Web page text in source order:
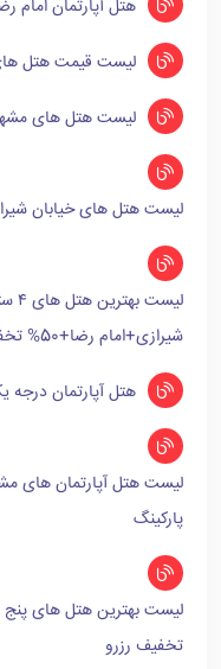
هتل آپارتمان امام رضا ۱+امام رضا
لیست قیمت هتل های
لیست هتل های مشهد با
لیست هتل های خیابان شیرازی
شیرازی+امام رضا+50% تخفیف
هتل آپارتمان
لیست هتل آپارتمان های
پارکینگ
تخفیف رزرو